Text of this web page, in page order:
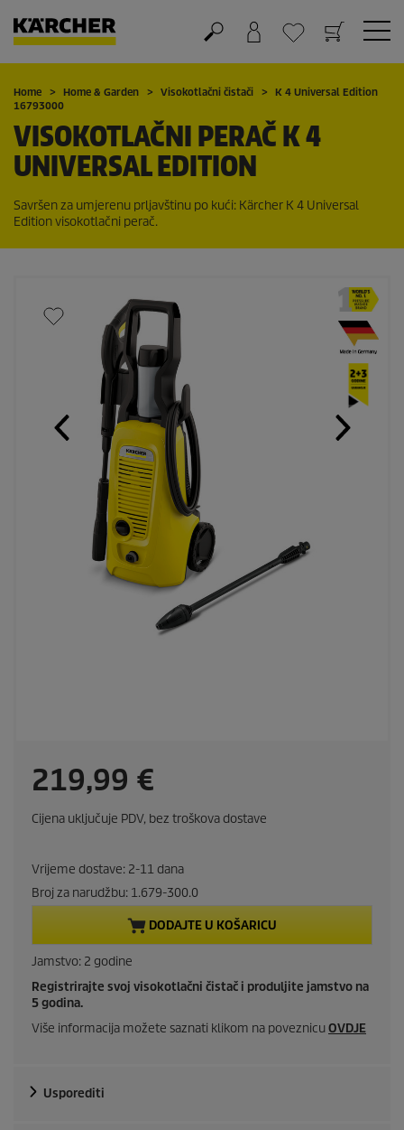
Košarica
Lista želja
Home Home & Garden Visokotlačni čistači
K 4 Universal Edition
16793000
VISOKOTLAČNI PERAČ K 4
UNIVERSAL EDITION
Savršen za umjerenu prljavštinu po kući: Kärcher K 4 Universal
Edition visokotlačni perač.
C
u
r
e
n
t
p
219,99 €
Cijena uključuje PDV, bez troškova dostave
Vrijeme dostave: 2-11 dana
Broj za narudžbu: 1.679-300.0
DODAJTE U KOŠARICU
Jamstvo: 2 godine
Registrirajte svoj visokotlačni čistač i produljite jamstvo na
5 godina.
Više informacija možete saznati klikom na poveznicuOVDJE
Usporediti